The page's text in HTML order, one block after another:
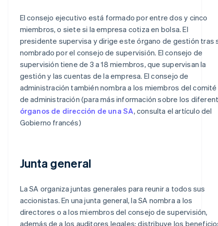
El consejo ejecutivo está formado por entre dos y cinco
miembros, o siete si la empresa cotiza en bolsa. El
presidente supervisa y dirige este órgano de gestión tras
nombrado por el consejo de supervisión. El consejo de
supervisión tiene de 3 a 18 miembros, que supervisan la
gestión y las cuentas de la empresa. El consejo de
administración también nombra a los miembros del comité
de administración (para más información sobre los
órganos de dirección de una SA, consulta el artículo del
Gobierno francés)
Junta general
La SA organiza juntas generales para reunir a todos sus
accionistas. En una junta general, la SA nombra a los
directores o a los miembros del consejo de supervisión,
además de a los auditores legales; distribuye los